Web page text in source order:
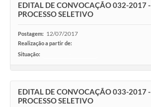
EDITAL DE CONVOCAÇÃO 032-2017 -
PROCESSO SELETIVO
Postagem: 12/07/2017
Realização a partir de:
Situação:
EDITAL DE CONVOCAÇÃO 033-2017 -
PROCESSO SELETIVO